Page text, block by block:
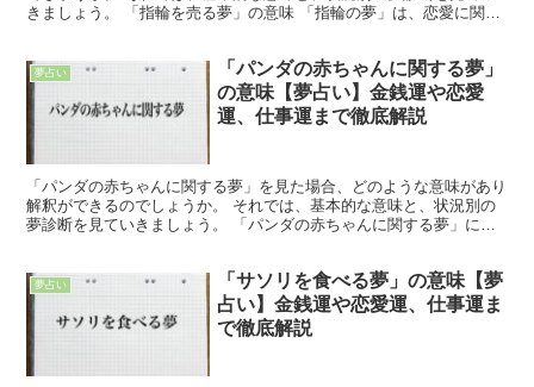
きましょう。 「指輪を売る夢」の意味 「指輪の夢」は、恋愛に関す
夢占い
「パンダの赤ちゃんに関する夢」
の意味【夢占い】金銭運や恋愛
運、仕事運まで徹底解説
「パンダの赤ちゃんに関する夢」を見た場合、どのような意味があり
解釈ができるのでしょうか。 それでは、基本的な意味と、状況別の
夢診断を見ていきましょう。 「パンダの赤ちゃんに関する夢」に関
夢占い
「サソリを食べる夢」の意味【夢
占い】金銭運や恋愛運、仕事運ま
で徹底解説